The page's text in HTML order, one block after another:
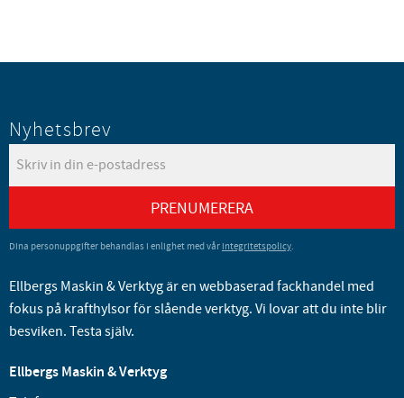
Nyhetsbrev
PRENUMERERA
Dina personuppgifter behandlas i enlighet med vår integritetspolicy.
Ellbergs Maskin & Verktyg är en webbaserad fackhandel med
fokus på krafthylsor för slående verktyg. Vi lovar att du inte blir
besviken. Testa själv.
Ellbergs Maskin & Verktyg